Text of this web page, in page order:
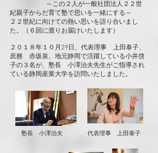
～この２人が一般社団法人２２世
紀親子からだ育て塾で思いを一緒にする～
２２世紀に向けての熱い思いを語り合いまし
た。（６回に渡りお届けいたします）
２０１８年１０月29日、代表理事 上田泰子、
庶務 赤坂泉、地元静岡で活躍している小井啓
子の３名が、塾長 小澤治夫先生がご指導され
ている静岡産業大学を訪問いたしました。
塾長 小澤治夫 代表理事​ 上田泰子